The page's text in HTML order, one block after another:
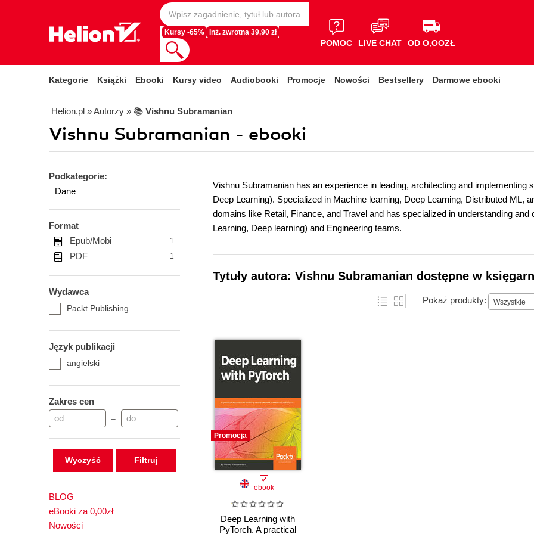
Kursy -65% Inż. zwrotna 39,90 zł
POMOC LIVE CHAT OD O,OOZŁ
Kategorie Książki Ebooki Kursy video Audiobooki Promocje Nowości Bestsellery Darmowe ebooki
Helion.pl » Autorzy » 📚 Vishnu Subramanian
Vishnu Subramanian - ebooki
Podkategorie:
Dane
Format
Epub/Mobi
1
PDF 1
Wydawca
Packt Publishing
Język publikacji
angielski
Zakres cen
–
Wyczyść
BLOG
eBooki za 0,00zł
Nowości
Vishnu Subramanian has an experience in leading, architecting and implementing
Deep Learning). Specialized in Machine learning, Deep Learning, Distributed ML,
domains like Retail, Finance, and Travel and has specialized in understanding
Learning, Deep learning) and Engineering teams.
Tytuły autora: Vishnu Subramanian dostępne w
Pokaż produkty: Wszystkie
Promocja
ebook
Deep Learning with
PyTorch. A practical